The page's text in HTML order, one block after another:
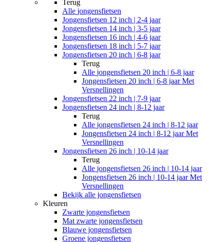
Terug
Alle jongensfietsen
Jongensfietsen 12 inch | 2-4 jaar
Jongensfietsen 14 inch | 3-5 jaar
Jongensfietsen 16 inch | 4-6 jaar
Jongensfietsen 18 inch | 5-7 jaar
Jongensfietsen 20 inch | 6-8 jaar
Terug
Alle jongensfietsen 20 inch | 6-8 jaar
Jongensfietsen 20 inch | 6-8 jaar Met
Versnellingen
Jongensfietsen 22 inch | 7-9 jaar
Jongensfietsen 24 inch | 8-12 jaar
Terug
Alle jongensfietsen 24 inch | 8-12 jaar
Jongensfietsen 24 inch | 8-12 jaar Met
Versnellingen
Jongensfietsen 26 inch | 10-14 jaar
Terug
Alle jongensfietsen 26 inch | 10-14 jaar
Jongensfietsen 26 inch | 10-14 jaar Met
Versnellingen
Bekijk alle jongensfietsen
Kleuren
Zwarte jongensfietsen
Mat zwarte jongensfietsen
Blauwe jongensfietsen
Groene jongensfietsen